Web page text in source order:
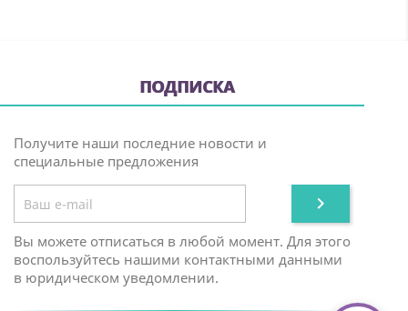
ПОДПИСКА
Получите наши последние новости и
специальные предложения

Вы можете отписаться в любой момент. Для этого
воспользуйтесь нашими контактными данными
в юридическом уведомлении.